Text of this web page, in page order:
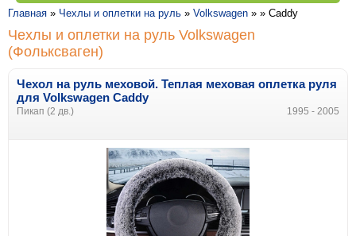
Главная » Чехлы и оплетки на руль » Volkswagen » » Caddy
Чехлы и оплетки на руль Volkswagen
(Фольксваген)
Чехол на руль меховой. Теплая меховая оплетка руля
для Volkswagen Caddy
Пикап (2 дв.) 1995 - 2005